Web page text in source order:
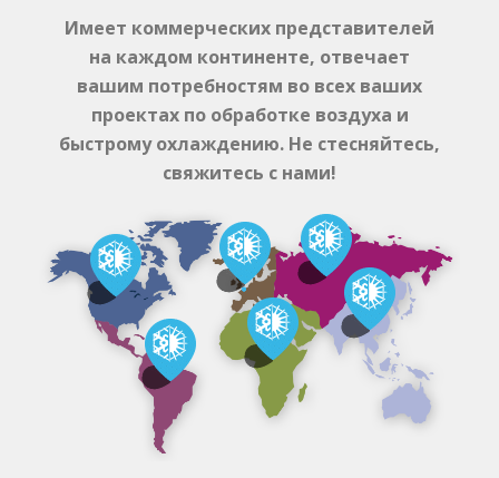
Имеет коммерческих представителей
на каждом континенте, отвечает
вашим потребностям во всех ваших
проектах по обработке воздуха и
быстрому охлаждению. Не стесняйтесь,
свяжитесь с нами!